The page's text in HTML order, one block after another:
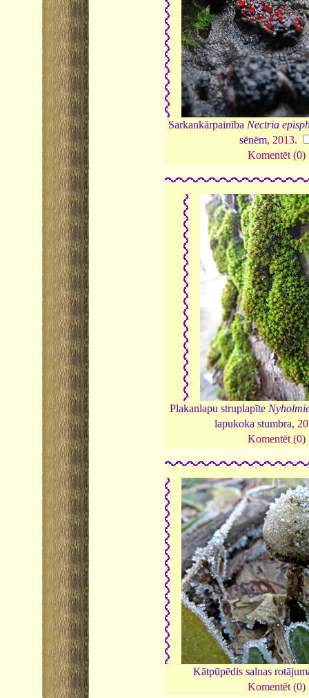
Sarkankārpainība Nectria
sēnēm, 2013.
Komentēt (0)
Plakanlapu struplapīte
lapukoka stumbra,
Komentēt (0)
Kātpūpēdis salnas
Komentēt (0)